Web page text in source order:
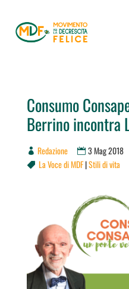
Consumo
Berrino incontra
Redazione 3 Mag 2018
 La Voce di MDF|Stili di vita